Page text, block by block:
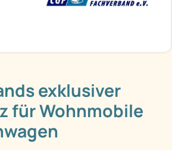
exklusiver
für Wohnmobile